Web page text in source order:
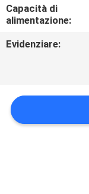
MAPPA
DEL
Capacità di
alimentazione:
Evidenziare: